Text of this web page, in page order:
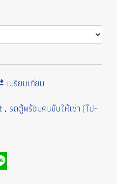
เปรียบเทียบ
, รถตู้พร้อมคนขับให้เช่า (ไป-